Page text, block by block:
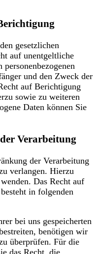
gesetzlichen
auf unentgeltliche
und den Zweck der
auf Berichtigung
sowie zu weiteren
Daten können Sie
Verarbeitung
der Verarbeitung
verlangen. Hierzu
Das Recht auf
in folgenden
bei uns gespeicherten
benötigen wir
überprüfen. Für die